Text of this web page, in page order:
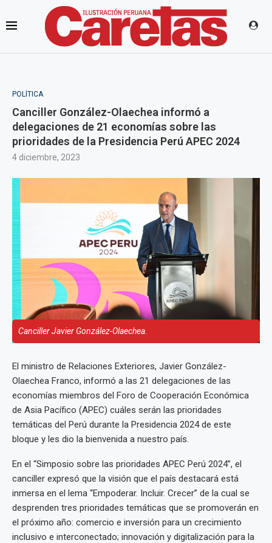
POLÍTICA
Canciller González-Olaechea informó a
delegaciones de 21 economías sobre las
prioridades de la Presidencia Perú APEC 2024
4 diciembre, 2023
Canciller Javier González-Olaechea.
El ministro de Relaciones Exteriores, Javier González-
Olaechea Franco, informó a las 21 delegaciones de las
economías miembros del Foro de Cooperación Económica
de Asia Pacífico (APEC) cuáles serán las prioridades
temáticas del Perú durante la Presidencia 2024 de este
bloque y les dio la bienvenida a nuestro país.
En el “Simposio sobre las prioridades APEC Perú 2024”, el
canciller expresó que la visión que el país destacará está
inmersa en el lema “Empoderar. Incluir. Crecer” de la cual se
desprenden tres prioridades temáticas que se promoverán en
el próximo año: comercio e inversión para un crecimiento
inclusivo e interconectado; innovación y digitalización para la